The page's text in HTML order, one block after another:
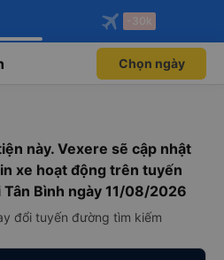
ngay!
thành viên độc
Mở app
đặt vé máy bay qua
Mở app
-30k
Chọn ngày
này. Vexere sẽ cập nhật
xe hoạt động trên tuyến
Bình ngày 11/08/2026
đổi tuyến đường tìm kiếm